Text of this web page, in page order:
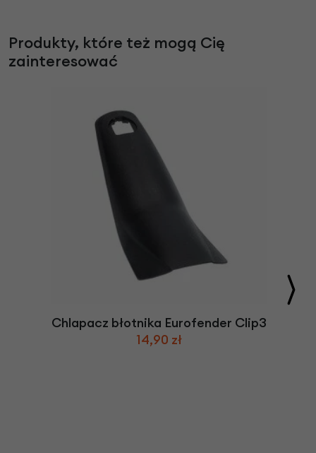
Produkty, które też mogą Cię
zainteresować
Chlapacz błotnika Eurofender Clip3
14,90 zł